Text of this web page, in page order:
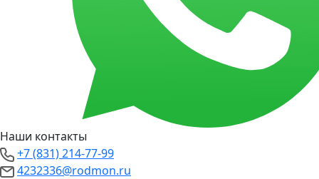
Наши контакты
+7 (831) 214-77-99
4232336@rodmon.ru